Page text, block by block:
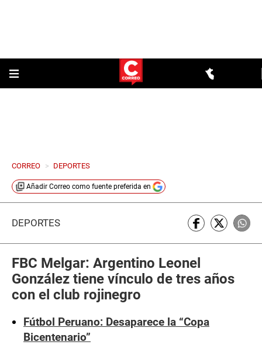
CORREO > DEPORTES
Añadir Correo como fuente preferida en
DEPORTES
FBC Melgar: Argentino Leonel
González tiene vínculo de tres años
con el club rojinegro
Fútbol Peruano: Desaparece la “Copa
Bicentenario”